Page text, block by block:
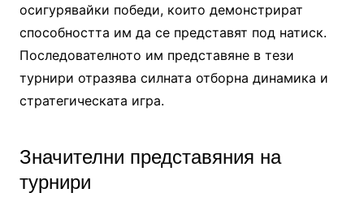
осигурявайки победи, които демонстрират
способността им да се представят под натиск.
Последователното им представяне в тези
турнири отразява силната отборна динамика и
стратегическата игра.
Значителни представяния на
турнири